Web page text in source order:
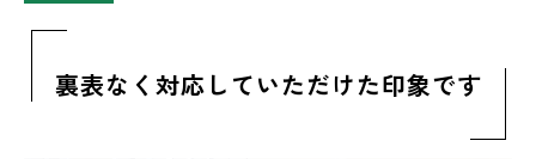
裏表なく対応していただけた印象です